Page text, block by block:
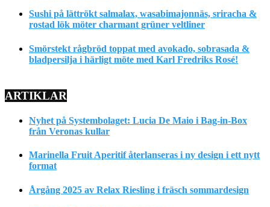
Sushi på lättrökt salmalax, wasabimajonnäs, sriracha &
rostad lök möter charmant grüner veltliner
Smörstekt rågbröd toppat med avokado, sobrasada &
bladpersilja i härligt möte med Karl Fredriks Rosé!
ARTIKLAR
Nyhet på Systembolaget: Lucia De Maio i Bag-in-Box
från Veronas kullar
Marinella Fruit Aperitif återlanseras i ny design i ett nytt
format
Årgång 2025 av Relax Riesling i fräsch sommardesign